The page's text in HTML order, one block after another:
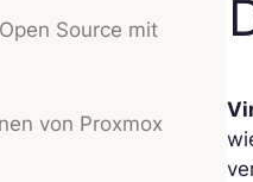
Source mit
von Proxmox